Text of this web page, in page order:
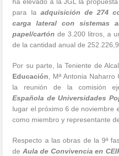
para la adquisición de 274
carga lateral con sistemas
papel/cartón de 3.200 litros, a
de la cantidad anual de
Por su parte, la Teniente de
Educación , Mª Antonia
la reunión de la comisión
Española de Universidades
lugar el próximo 6 de noviembre
como miembro y representante
Respecto a las obras de la 9ª
de Aula de Convivencia en